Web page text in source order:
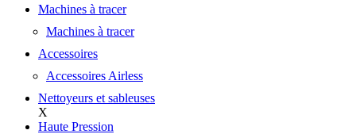
Machines à tracer
Machines à tracer
Accessoires
Accessoires Airless
Nettoyeurs et sableuses
X
Haute Pression